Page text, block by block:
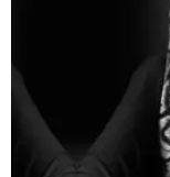
Konstnären som